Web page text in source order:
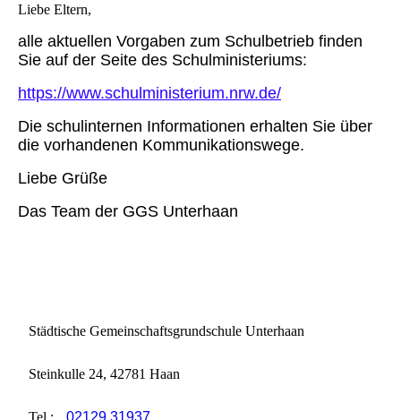
Liebe Eltern,
alle aktuellen Vorgaben zum Schulbetrieb finden
Sie auf der Seite des Schulministeriums:
https://www.schulministerium.nrw.de/
Die schulinternen Informationen erhalten Sie über
die vorhandenen Kommunikationswege.
Liebe Grüße
Das Team der GGS Unterhaan
Städtische Gemeinschaftsgrundschule Unterhaan
Steinkulle 24, 42781 Haan
Tel.: 02129 31937